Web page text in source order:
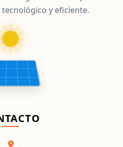
y eficiente.